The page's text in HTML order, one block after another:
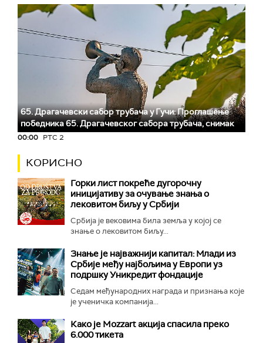
65. Драгачевски сабор трубача у Гучи: Проглашење
победника 65. Драгачевског сабора трубача, снимак
00:00 РТС 2
КОРИСНО
Горки лист покреће дугорочну
иницијативу за очување знања о
лековитом биљу у Србији
Србија је вековима била земља у којој се
знање о лековитом биљу...
Знање је најважнији капитал: Млади из
Србије међу најбољима у Европи уз
подршку Уникредит фондације
Седам међународних награда и признања које
је ученичка компанија...
Како је Mozzart акција спасила преко
6.000 тикета